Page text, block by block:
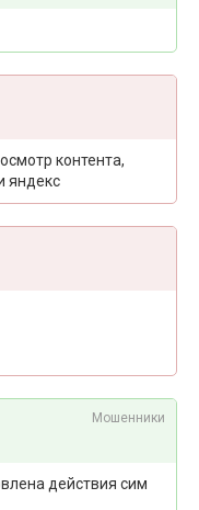
контента,
яндекс
Мошенники
действия сим